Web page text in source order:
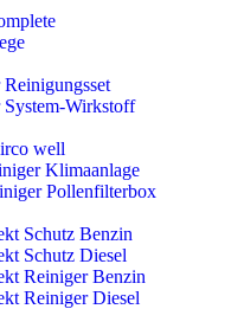
Wirkstoff
well
Klimaanlage
Pollenfilterbox
Schutz Benzin
Schutz Diesel
Reiniger Benzin
Reiniger Diesel